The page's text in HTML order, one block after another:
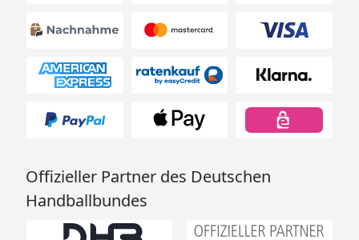
Offizieller Partner des Deutschen
Handballbundes